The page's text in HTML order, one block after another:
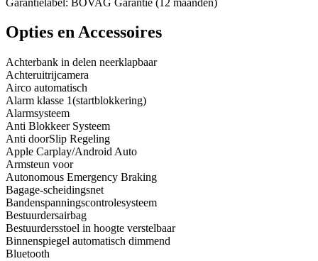
Opties en Accessoires
Achterbank in delen neerklapbaar
Achteruitrijcamera
Airco automatisch
Alarm klasse 1(startblokkering)
Alarmsysteem
Anti Blokkeer Systeem
Anti doorSlip Regeling
Apple Carplay/Android Auto
Armsteun voor
Autonomous Emergency Braking
Bagage-scheidingsnet
Bandenspanningscontrolesysteem
Bestuurdersairbag
Bestuurdersstoel in hoogte verstelbaar
Binnenspiegel automatisch dimmend
Bluetooth